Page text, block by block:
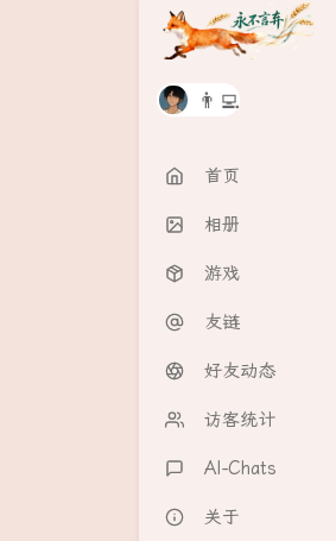
👨‍💻
首页
相册
游戏
飞机大战
趣味游戏
在线白板
井字棋
问答游戏
友链
好友动态
访客统计
AI-Chats
关于